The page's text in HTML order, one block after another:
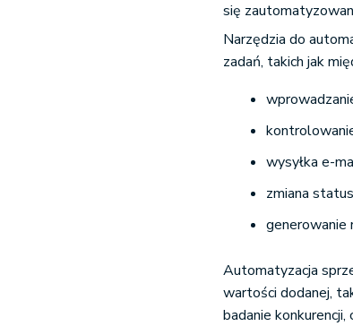
się
Narzędzia do
zadań, takich jak
wysyłka e-
zmiana
generowanie
Automatyzacja
wartości dodanej,
badanie